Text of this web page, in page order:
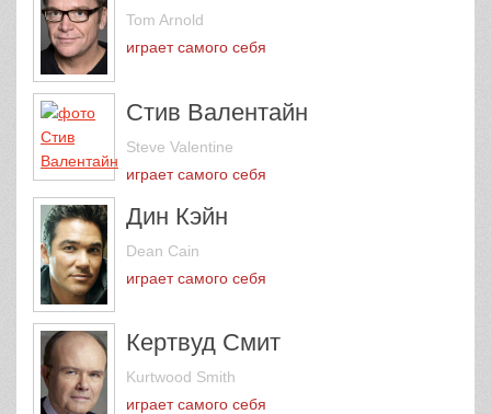
Tom Arnold
играет самого себя
Стив Валентайн
Steve Valentine
играет самого себя
Дин Кэйн
Dean Cain
играет самого себя
Кертвуд Смит
Kurtwood Smith
играет самого себя